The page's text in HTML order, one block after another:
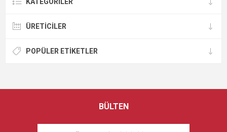
ÜRETICILER
POPÜLER ETIKETLER
BÜLTEN